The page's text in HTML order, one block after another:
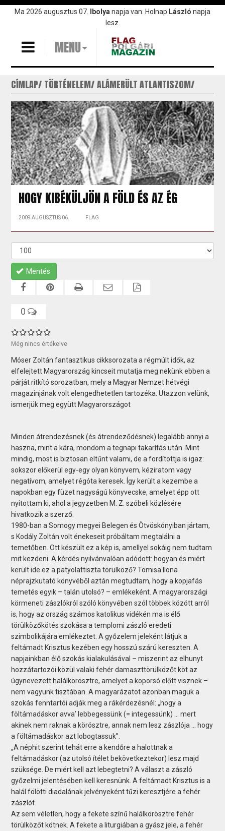
UgrásMa 2026 augusztus 07. Ibolya napja van. Holnap László napja
lesz.
MENU
CÍMLAP TÖRTÉNELEM ALÁMERÜLT ATLANTISZOM
HOGY KIBÉKÜLJÖN A FÖLD ÉS AZ ÉG
2009 AUGUSZTUS 06. FLAG
Mentés
0
Még nincs értékelve
Móser Zoltán fantasztikus cikksorozata a régmúlt idők, az
elfelejtett Magyarország kincseit mutatja meg nekünk ebben a
párját ritkító sorozatban, mely a Magyar Nemzet hétvégi
magazinjának volt elengedhetetlen tartozéka. Utazzon velünk,
ismerjük meg együtt Magyarországot
Minden átrendezésnek (és átrendeződésnek) legalább annyi a
haszna, mint a kára, mondom a tegnapi takarítás után. Mint
mindig, most is biztosan eltűnt valami, de a fordítottja is igaz:
sokszor előkerül egy-egy olyan könyvem, kéziratom vagy
negatívom, amelyet régóta keresek. Így került a kezembe a
napokban egy füzet nagyságú könyvecske, amelyet épp ott
nyitottam ki, ahol a jegyzetben M. Z. szóbeli közlésére
hivatkozik a szerző.
1980-ban a Somogy megyei Belegen és Ötvöskónyiban jártam,
s Kodály Zoltán volt énekeseit próbáltam megtalálni a
temetőben. Ott készült ez a kép is, amellyel sokáig nem tudtam
mit kezdeni. A kérdés nyilvánvalóan adódott: hogyan és miért
került ide ez a patyolattiszta törülköző? Tomisa Ilona
néprajzkutató könyvéből aztán megtudtam, hogy a kopjafás
temetés egyik – talán utolsó? – emlékeként. A magyarországi
körmeneti zászlókról szóló könyvében szól többek között arról
is, hogy az ország számos katolikus vidékén ma is élő
törülközőkötés szokása a templomi zászló eredeti
szimbolikájára emlékeztet. A győzelem jeleként látjuk a
feltámadt Krisztus kezében egy hosszú szárú kereszten. A
napjainkban élő szokás kialakulásával – miszerint az elhunyt
hozzátartozói közül valaki fehér damaszttörülközőt köt az
úgynevezett halálkörösztre, amelyet a koporsó előtt visznek –
nem vagyunk tisztában. A magyarázatot azonban maguk a
szokás fenntartói adják meg a rákérdezésnél: „hogy a
föltámadáskor avva’ lebbegessünk (= integessünk) … mert
akinek nem raknak a körösztre, annak nem lesz zászlója … hogy
a föltámadáskor azt lobogtassuk”.
„A néphit szerint tehát erre a kendőre a halottnak a
feltámadáskor (az utolsó ítélet bekövetkeztekor) lesz majd
szüksége. De miért kell azt lebegtetni? A választ a zászló
győzelmi jelentésében kell keresnünk. A feltámadt Krisztus is a
halál fölötti diadalának jelvényeként tűzi keresztjére a fehér
zászlót.
Az sem véletlen, hogy a fekete színű halálkörösztre fehér
törülközőt kötnek. A fekete a liturgiában a gyász jele, a fehér